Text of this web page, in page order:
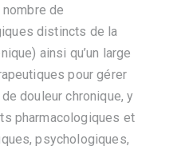
de
distincts de la
ainsi qu’un large
pour gérer
douleur chronique, y
pharmacologiques et
psychologiques,